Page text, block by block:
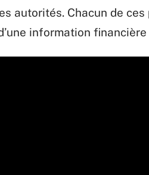
autorités. Chacun de
information